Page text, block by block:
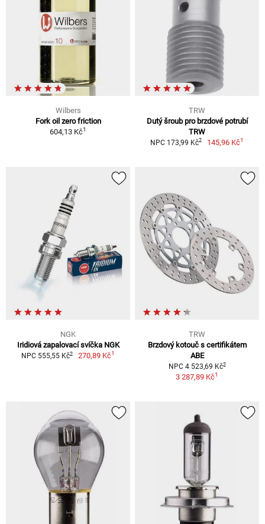
Wilbers
Fork oil zero friction
604,13 Kč1
TRW
Dutý šroub pro brzdové potrubí
TRW
NPC 173,99 Kč2 145,96 Kč1
NGK
Iridiová zapalovací svíčka NGK
NPC 555,55 Kč2 270,89 Kč1
TRW
Brzdový kotouč s certifikátem
ABE
NPC 4 523,69 Kč2
3 287,89 Kč1